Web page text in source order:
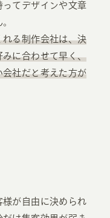
てデザインや文章
る制作会社は、決
に合わせて早く、
社だと考えた方が
が自由に決められ